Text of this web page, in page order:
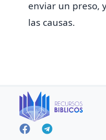
enviar un preso,
las causas.